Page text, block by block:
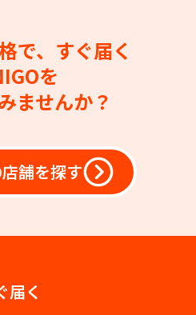
で、すぐ届く
を
ませんか？
舗を探す
届く